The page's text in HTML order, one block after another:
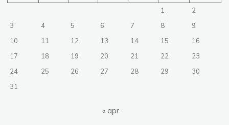
1
2
3
4 5 6 7 8
9
10
11 12 13 14 15
16
17
18 19 20 21 22
23
24
25 26 27 28 29
30
31
« apr